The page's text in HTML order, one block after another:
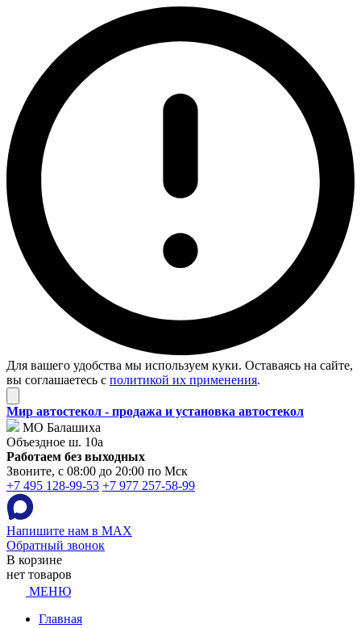
Для вашего удобства мы используем куки. Оставаясь на сайте,
вы соглашаетесь с политикой их применения.
Мир автостекол - продажа и установка автостекол
МО Балашиха
Объездное ш. 10а
Работаем без выходных
Звоните, с 08:00 до 20:00 по Мск
+7 495 128-99-53 +7 977 257-58-99
Напишите нам в MAX
Обратный звонок
В корзине
нет товаров
МЕНЮ
Главная